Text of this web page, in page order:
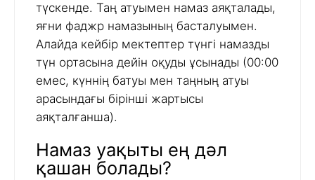
түскенде. Таң атуымен намаз аяқталады,
яғни фаджр намазының басталуымен.
Алайда кейбір мектептер түнгі намазды
түн ортасына дейін оқуды ұсынады (00:00
емес, күннің батуы мен таңның атуы
арасындағы бірінші жартысы
аяқталғанша).
Намаз уақыты ең дәл
қашан болады?